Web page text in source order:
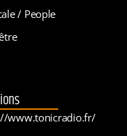
/ People
www.tonicradio.fr/